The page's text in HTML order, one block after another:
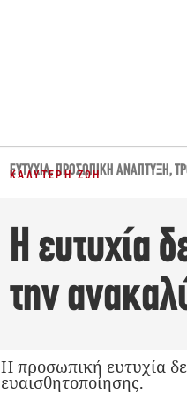
ΕΥΤΥΧΊΑ,ΠΡΟΣΩΠΙΚΉ ΑΝΆΠΤΥΞΗ,
ΚΑΛΎΤΕΡΗ ΖΩΉ
Η ευτυχία
την
Η προσωπική ευτυχία
ευαισθητοποίησης.